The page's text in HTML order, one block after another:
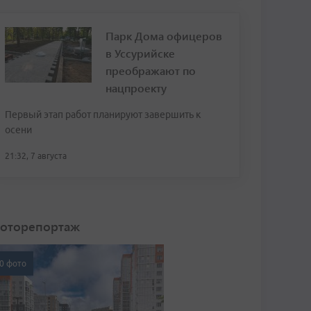
Парк Дома офицеров
в Уссурийске
преображают по
нацпроекту
Первый этап работ планируют завершить к
осени
21:32, 7 августа
фото